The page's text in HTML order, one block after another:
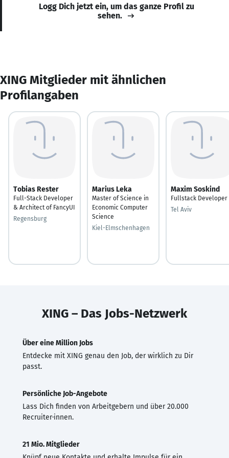
Logg Dich jetzt ein, um das ganze Profil zu
sehen.
XING Mitglieder mit ähnlichen
Profilangaben
Tobias Rester
Full-Stack Developer
& Architect of FancyUI
Regensburg
Marius Leka
Master of Science in
Economic Computer
Science
Kiel-Elmschenhagen
Maxim Soskind
Fullstack Developer
Tel Aviv
XING – Das Jobs-Netzwerk
Über eine Million Jobs
Entdecke mit XING genau den Job, der wirklich zu Dir
passt.
Persönliche Job-Angebote
Lass Dich finden von Arbeitgebern und über 20.000
Recruiter·innen.
21 Mio. Mitglieder